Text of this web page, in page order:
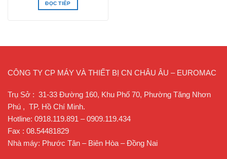
ĐỌC TIẾP
CÔNG TY CP MÁY VÀ THIẾT BỊ CN CHÂU ÂU – EUROMAC
Trụ Sở : 31-33 Đường 160, Khu Phố 70, Phường Tăng Nhơn
Phú , TP. Hồ Chí Minh.
Hotline: 0918.119.891 – 0909.119.434
Fax : 08.54481829
Nhà máy: Phước Tân – Biên Hòa – Đồng Nai